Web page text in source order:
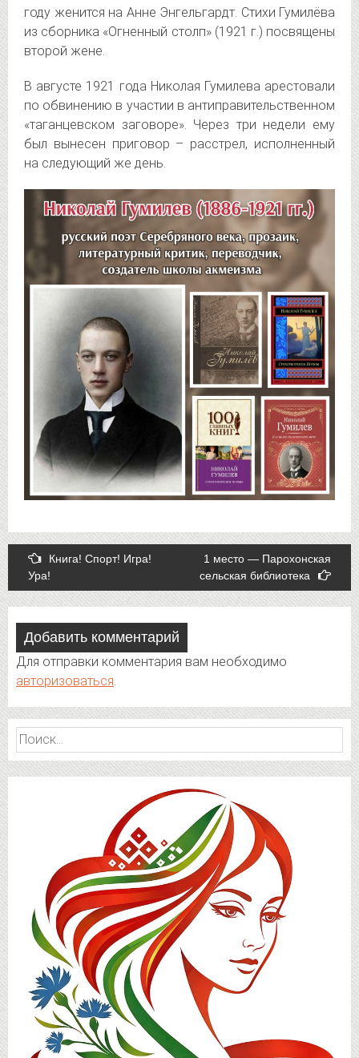
году женится на Анне Энгельгардт. Стихи Гумилёва
из сборника «Огненный столп» (1921 г.) посвящены
второй жене.
В августе 1921 года Николая Гумилева арестовали
по обвинению в участии в антиправительственном
«таганцевском заговоре». Через три недели ему
был вынесен приговор – расстрел, исполненный
на следующий же день.
Post
navigation
Книга! Спорт! Игра!
Ура!
1 место — Парохонская
сельская библиотека
Добавить комментарий
Для отправки комментария вам необходимо
авторизоваться
Найти: